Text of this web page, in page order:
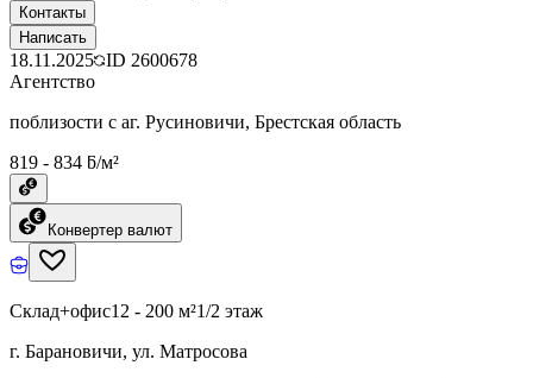
Контакты
Написать
18.11.2025 ID 2600678
Агентство
поблизости с аг. Русиновичи, Брестская область
819 - 834 ƃ/м²
Конвертер валют
Склад+офис12 - 200 м²1/2 этаж
г. Барановичи, ул. Матросова